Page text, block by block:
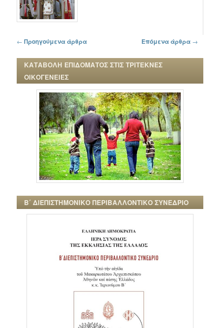
Πλοήγηση στα άρθρα
← Προηγούμενα άρθρα Επόμενα άρθρα →
ΚΑΤΑΒΟΛΗ ΕΠΙΔΟΜΑΤΟΣ ΣΤΙΣ ΤΡΙΤΕΚΝΕΣ
ΟΙΚΟΓΕΝΕΙΕΣ
Β΄ ΔΙΕΠΙΣΤΗΜΟΝΙΚΟ ΠΕΡΙΒΑΛΛΟΝΤΙΚΟ ΣΥΝΕΔΡΙΟ